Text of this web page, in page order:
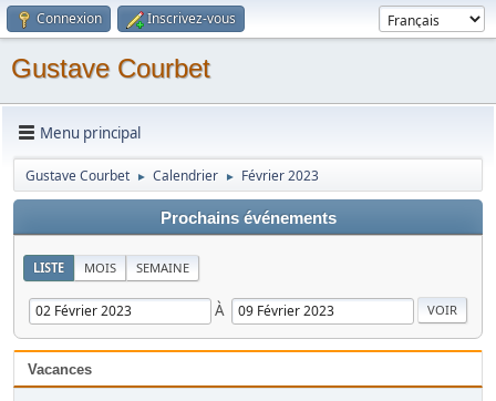
Connexion Inscrivez-vous
Gustave Courbet
Menu principal
Gustave Courbet ► Calendrier ► Février 2023
Prochains événements
LISTE MOIS SEMAINE
À
Vacances